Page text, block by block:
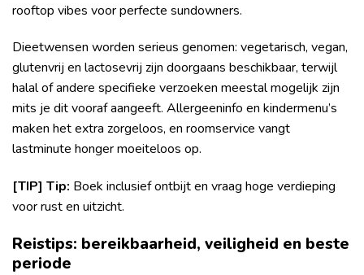
rooftop vibes voor perfecte sundowners.
Dieetwensen worden serieus genomen: vegetarisch, vegan,
glutenvrij en lactosevrij zijn doorgaans beschikbaar, terwijl
halal of andere specifieke verzoeken meestal mogelijk zijn
mits je dit vooraf aangeeft. Allergeeninfo en kindermenu’s
maken het extra zorgeloos, en roomservice vangt
lastminute honger moeiteloos op.
[TIP] Tip: Boek inclusief ontbijt en vraag hoge verdieping
voor rust en uitzicht.
Reistips: bereikbaarheid, veiligheid en beste
periode